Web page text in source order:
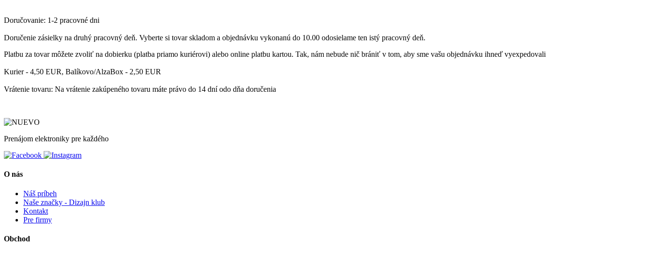
Doručovanie: 1-2 pracovné dni
Doručenie zásielky na druhý pracovný deň. Vyberte si tovarskladom a objednávku vykonanú do 10.00 odosielame ten istý pracovný deň.
Platbu za tovar môžete zvoliť na dobierku (platba priamo kuriérovi) alebo online platbu kartou. Tak, nám nebude nič brániť v tom, aby sme vašu objednávku ihneď vyexpedovali
Kurier - 4,50 EUR, Balíkovo/AlzaBox - 2,50 EUR
Vrátenie tovaru: Na vrátenie zakúpeného tovaru máte právo do 14 dní odo dňa doručenia
Prenájom elektroniky pre každého
O nás
Náš príbeh
Naše značky - Dizajn klub
Kontakt
Pre firmy
Obchod